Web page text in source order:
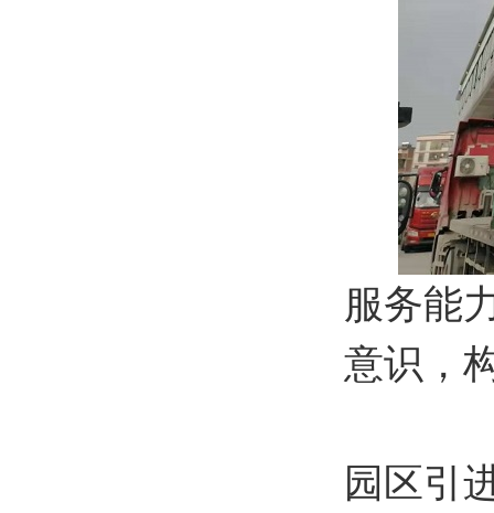
服务能
意识，
园区引